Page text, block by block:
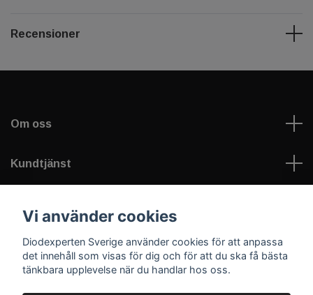
Recensioner
Om oss
Kundtjänst
Sociala medier
Vi använder cookies
Diodexperten Sverige använder cookies för att anpassa
det innehåll som visas för dig och för att du ska få bästa
tänkbara upplevelse när du handlar hos oss.